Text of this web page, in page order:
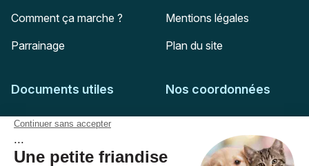
Comment ça marche ?
Parrainage
Mentions légales
Plan du site
Documents utiles
Feuille de soins
Conditions générales
Nos coordonnées
51-55 rue Hoche
94767
Ivry-sur-Seine